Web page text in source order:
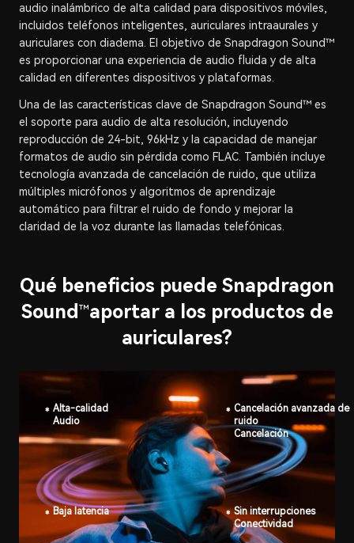
audio inalámbrico de alta calidad para dispositivos móviles,
incluidos teléfonos inteligentes, auriculares intraaurales y
auriculares con diadema. El objetivo de Snapdragon Sound™
es proporcionar una experiencia de audio fluida y de alta
calidad en diferentes dispositivos y plataformas.
Una de las características clave de Snapdragon Sound™ es
el soporte para audio de alta resolución, incluyendo
reproducción de 24-bit, 96kHz y la capacidad de manejar
formatos de audio sin pérdida como FLAC. También incluye
tecnología avanzada de cancelación de ruido, que utiliza
múltiples micrófonos y algoritmos de aprendizaje
automático para filtrar el ruido de fondo y mejorar la
claridad de la voz durante las llamadas telefónicas.
Qué beneficios puede Snapdragon
Sound ™aportar a los productos de
auriculares?
Alta-calidad
Audio
Cancelación avanzada de
ruido
Cancelación
Baja latencia
Sin interrupciones
Conectividad